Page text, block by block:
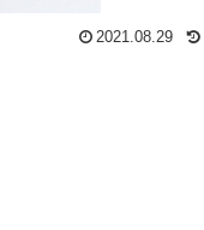
2021.08.29